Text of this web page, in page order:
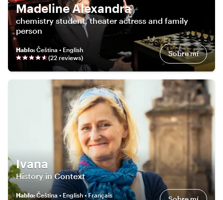
Madeline Alexandra
chemistry student, theater actress and family
person
Hablo: Čeština • English
(22 reviews) Sobre mí
Ivana
History in Context
Hablo:Čeština • English • Français